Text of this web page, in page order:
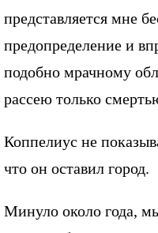
представляется мне
предопределение и
подобно мрачному
рассею только
Коппелиус не
что он оставил город.
Минуло около года,